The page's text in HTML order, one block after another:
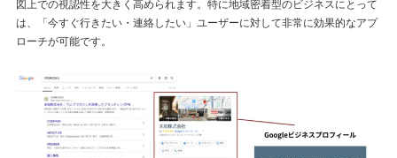
図上での視認性を大きく高められます。特に地域密着型のビジネスにとって
は、「今すぐ行きたい・連絡したい」ユーザーに対して非常に効果的なアプ
ローチが可能です。